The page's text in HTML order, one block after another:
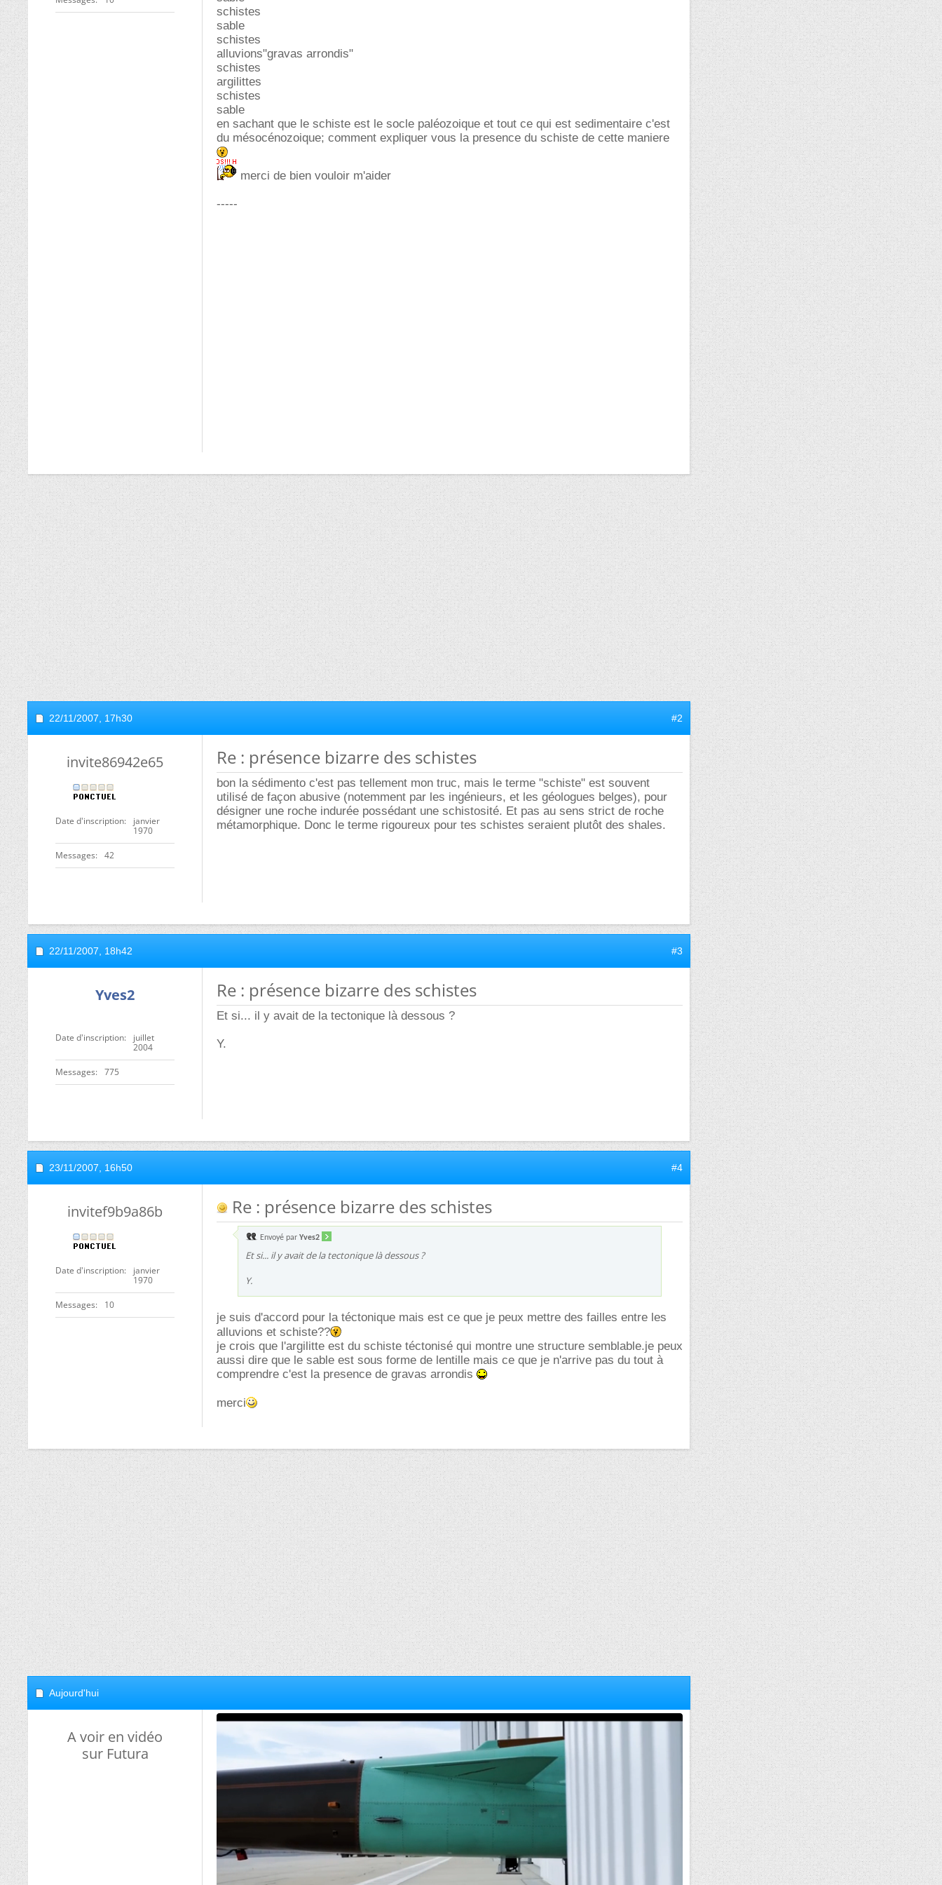
schistes
sable
schistes
alluvions"gravas arrondis"
schistes
argilittes
schistes
sable
en sachant que le schiste est le socle paléozoique et tout ce qui est sedimentaire c'est
du mésocénozoique; comment expliquer vous la presence du schiste de cette maniere
merci de bien vouloir m'aider
-----
22/11/2007, 17h30 #2
invite86942e65
Date d'inscription
janvier
1970
Messages 42
Re : présence bizarre des schistes
bon la sédimento c'est pas tellement mon truc, mais le terme "schiste" est souvent
utilisé de façon abusive (notemment par les ingénieurs, et les géologues belges), pour
désigner une roche indurée possédant une schistosité. Et pas au sens strict de roche
métamorphique. Donc le terme rigoureux pour tes schistes seraient plutôt des shales.
22/11/2007, 18h42 #3
Yves2
Date d'inscription
juillet
2004
Messages 775
Re : présence bizarre des schistes
Et si... il y avait de la tectonique là dessous ?
Y.
23/11/2007, 16h50 #4
invitef9b9a86b
Date d'inscription
janvier
1970
Messages 10
Re : présence bizarre des schistes
Envoyé par Yves2
Et si... il y avait de la tectonique là dessous ?
Y.
je suis d'accord pour la téctonique mais est ce que je peux mettre des failles entre les
alluvions et schiste??
je crois que l'argilitte est du schiste téctonisé qui montre une structure semblable.je peux
aussi dire que le sable est sous forme de lentille mais ce que je n'arrive pas du tout à
comprendre c'est la presence de gravas arrondis
merci
Aujourd'hui
A voir en vidéo
sur Futura